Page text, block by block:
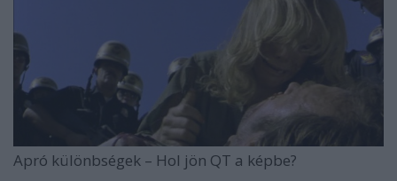
Apró különbségek – Hol jön QT a képbe?